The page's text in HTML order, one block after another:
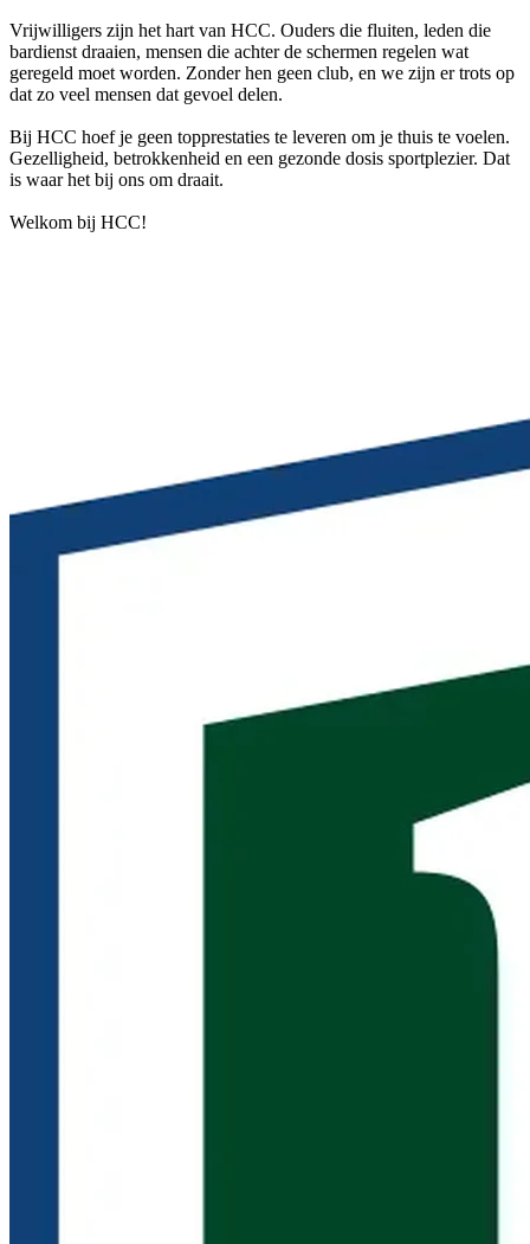
Vrijwilligers zijn het hart van HCC. Ouders die fluiten, leden die
bardienst draaien, mensen die achter de schermen regelen wat
geregeld moet worden. Zonder hen geen club, en we zijn er trots op
dat zo veel mensen dat gevoel delen.
Bij HCC hoef je geen topprestaties te leveren om je thuis te voelen.
Gezelligheid, betrokkenheid en een gezonde dosis sportplezier. Dat
is waar het bij ons om draait.
Welkom bij HCC!